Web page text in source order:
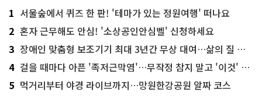
1 서울숲에서 퀴즈 한 판! '테마가 있는 정원여행' 떠나요
2 혼자 근무해도 안심! '소상공인안심벨' 신청하세요
3 장애인 맞춤형 보조기기 최대 3년간 무상 대여…삶의 질 높인다
4 걸을 때마다 아픈 '족저근막염'…무작정 참지 말고 '이것' 해보세요!
5 먹거리부터 야경 라이브까지…망원한강공원 알짜 코스